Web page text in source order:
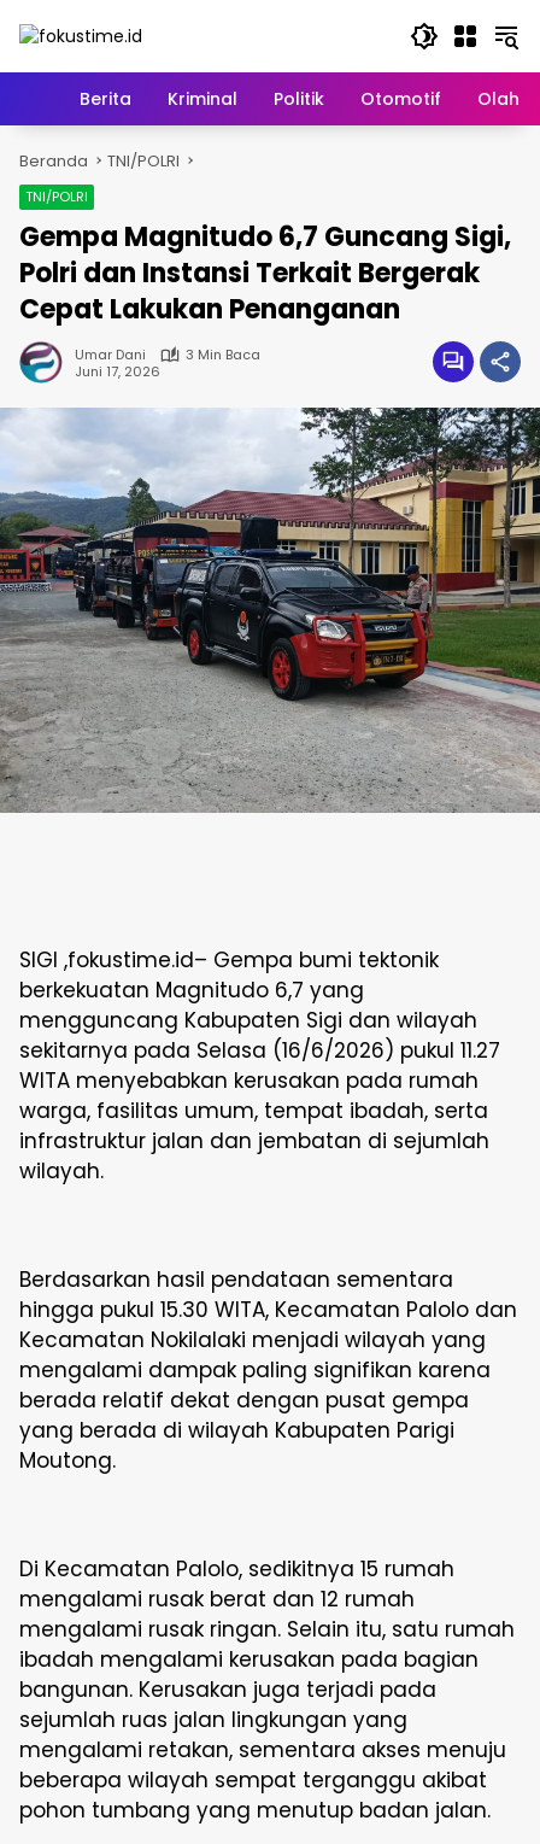
HomeBerita Kriminal Politik Otomotif
Beranda TNI/POLRI
TNI/POLRI
Gempa Magnitudo 6,7 Guncang Sigi,
Polri dan Instansi Terkait Bergerak
Cepat Lakukan Penanganan
Umar Dani
3 Min Baca
Juni 17, 2026
SIGI ,fokustime.id– Gempa bumi tektonik
berkekuatan Magnitudo 6,7 yang
mengguncang Kabupaten Sigi dan wilayah
sekitarnya pada Selasa (16/6/2026) pukul 11.27
WITA menyebabkan kerusakan pada rumah
warga, fasilitas umum, tempat ibadah, serta
infrastruktur jalan dan jembatan di sejumlah
wilayah.
Berdasarkan hasil pendataan sementara
hingga pukul 15.30 WITA, Kecamatan Palolo dan
Kecamatan Nokilalaki menjadi wilayah yang
mengalami dampak paling signifikan karena
berada relatif dekat dengan pusat gempa
yang berada di wilayah Kabupaten Parigi
Moutong.
Di Kecamatan Palolo, sedikitnya 15 rumah
mengalami rusak berat dan 12 rumah
mengalami rusak ringan. Selain itu, satu rumah
ibadah mengalami kerusakan pada bagian
bangunan. Kerusakan juga terjadi pada
sejumlah ruas jalan lingkungan yang
mengalami retakan, sementara akses menuju
beberapa wilayah sempat terganggu akibat
pohon tumbang yang menutup badan jalan.